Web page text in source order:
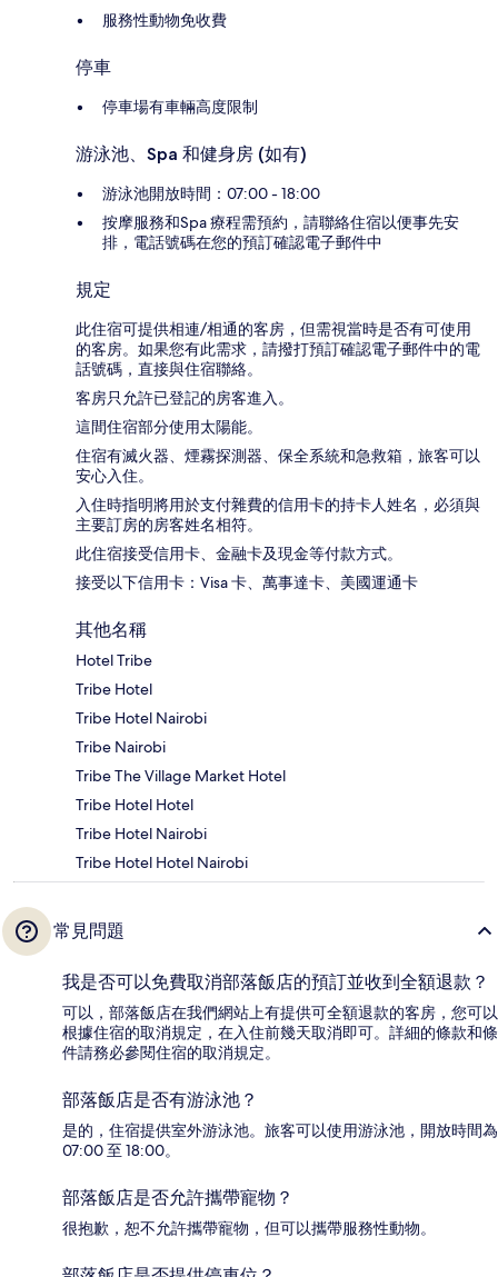
服務性動物免收費
停車
停車場有車輛高度限制
游泳池、Spa 和健身房 (如有)
游泳池開放時間：07:00 - 18:00
按摩服務和Spa 療程需預約，請聯絡住宿以便事先安
排，電話號碼在您的預訂確認電子郵件中
規定
此住宿可提供相連/相通的客房，但需視當時是否有可使用
的客房。如果您有此需求，請撥打預訂確認電子郵件中的電
話號碼，直接與住宿聯絡。
客房只允許已登記的房客進入。
這間住宿部分使用太陽能。
住宿有滅火器、煙霧探測器、保全系統和急救箱，旅客可以
安心入住。
入住時指明將用於支付雜費的信用卡的持卡人姓名，必須與
主要訂房的房客姓名相符。
此住宿接受信用卡、金融卡及現金等付款方式。
接受以下信用卡：Visa 卡、萬事達卡、美國運通卡
其他名稱
Hotel Tribe
Tribe Hotel
Tribe Hotel Nairobi
Tribe Nairobi
Tribe The Village Market Hotel
Tribe Hotel Hotel
Tribe Hotel Nairobi
Tribe Hotel Hotel Nairobi
常見問題
我是否可以免費取消部落飯店的預訂並收到全額退款？
可以，部落飯店在我們網站上有提供可全額退款的客房，您可以
根據住宿的取消規定，在入住前幾天取消即可。詳細的條款和條
件請務必參閱住宿的取消規定。
部落飯店是否有游泳池？
是的，住宿提供室外游泳池。旅客可以使用游泳池，開放時間為
07:00 至 18:00。
部落飯店是否允許攜帶寵物？
很抱歉，恕不允許攜帶寵物，但可以攜帶服務性動物。